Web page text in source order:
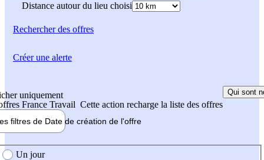
Distance autour du lieu choisi
Rechercherdes offres
uniquement
France Travail Cette action recharge la liste des offres
Qui sont
filtres de Date de création de l'offre
création de l'offre
Un jour
Créer une alerte